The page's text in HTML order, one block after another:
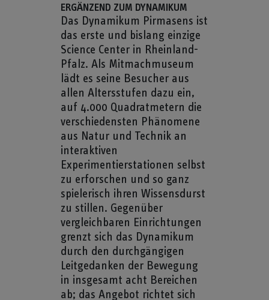
ERGÄNZEND ZUM DYNAMIKUM
Das Dynamikum Pirmasens ist
das erste und bislang einzige
Science Center in Rheinland-
Pfalz. Als Mitmachmuseum
lädt es seine Besucher aus
allen Altersstufen dazu ein,
auf 4.000 Quadratmetern die
verschiedensten Phänomene
aus Natur und Technik an
interaktiven
Experimentierstationen selbst
zu erforschen und so ganz
spielerisch ihren Wissensdurst
zu stillen. Gegenüber
vergleichbaren Einrichtungen
grenzt sich das Dynamikum
durch den durchgängigen
Leitgedanken der Bewegung
in insgesamt acht Bereichen
ab; das Angebot richtet sich